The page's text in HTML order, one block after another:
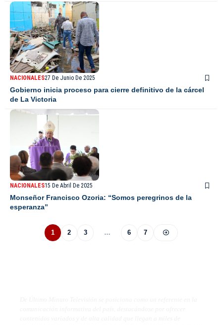
NACIONALES27 De Junio De 2025
Gobierno inicia proceso para cierre definitivo de la cárcel
de La Victoria
NACIONALES15 De Abril De 2025
Monseñor Francisco Ozoria: “Somos peregrinos de la
esperanza”
1 2 3 … 6 7